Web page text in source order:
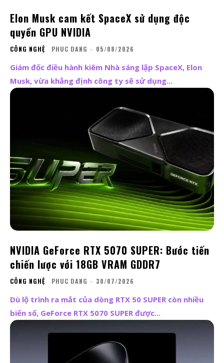
Elon Musk cam kết SpaceX sử dụng độc
quyền GPU NVIDIA
CÔNG NGHỆ PHUC DANG - 05/08/2026
Giám đốc điều hành kiêm Nhà sáng lập SpaceX, Elon
Musk, vừa khẳng định công ty sẽ sử dụng...
NVIDIA GeForce RTX 5070 SUPER: Bước tiến
chiến lược với 18GB VRAM GDDR7
CÔNG NGHỆ PHUC DANG - 30/07/2026
Dù lộ trình ra mắt của dòng RTX 50 SUPER còn nhiều
biến số, GeForce RTX 5070 SUPER được...